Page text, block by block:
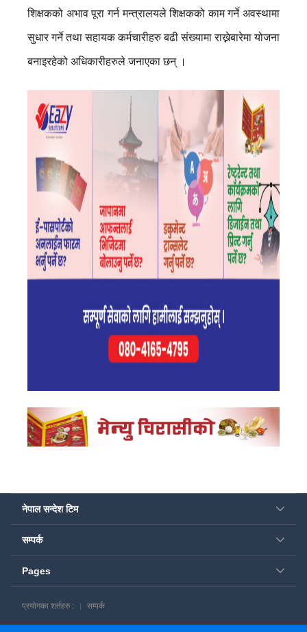
शिक्षकको अभाव पूरा गर्न मन्त्रालयले शिक्षकको काम गर्ने अवस्थामा
सुधार गर्ने तथा सहायक कर्मचारीहरु बढी संख्यामा राख्नेबारेमा योजना
बनाइरहेको अधिकारीहरुले जनाएका छन् ।
नेपाल सन्देश टिम
सम्पर्क
Pages
प्रयोगका शर्तहरु : सम्पर्क